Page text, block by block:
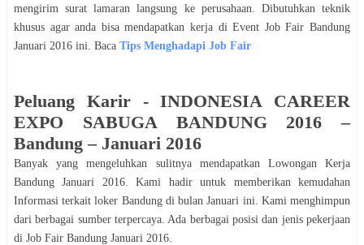
mengirim surat lamaran langsung ke perusahaan. Dibutuhkan teknik
khusus agar anda bisa mendapatkan kerja di Event Job Fair Bandung
Januari 2016 ini. Baca Tips Menghadapi Job Fair
Peluang Karir -INDONESIA CAREER
EXPO SABUGA BANDUNG 2016 –
Bandung – Januari 2016
Banyak yang mengeluhkan sulitnya mendapatkan Lowongan Kerja
Bandung
Januari 2016. Kami hadir untuk memberikan kemudahan
Informasi terkait loker Bandungdi bulanJanuari ini. Kami menghimpun
dari berbagai sumber terpercaya. Ada berbagai posisi dan jenis pekerjaan
di Job Fair Bandung Januari 2016